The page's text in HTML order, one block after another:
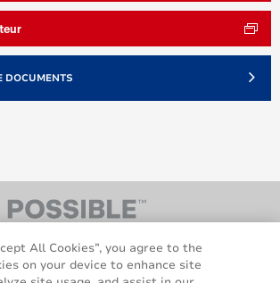
DOCUMENTS
All Cookies”, you agree to the
on your device to enhance site